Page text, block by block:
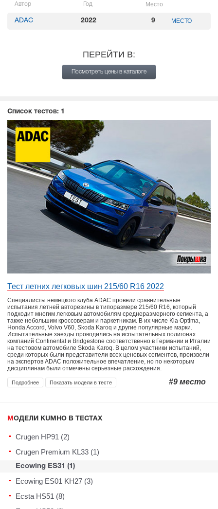
Автор Год Место
ADAC 2022 9 МЕСТО
ПЕРЕЙТИ В:
Посмотреть цены в каталоге
Список тестов: 1
Тест летних легковых шин 215/60 R16 2022
Специалисты немецкого клуба ADAC провели сравнительные
испытания летней авторезины в типоразмере 215/60 R16, который
подходит многим легковым автомобилям среднеразмерного сегмента, а
также небольшим кроссоверам и паркетникам. В их числе Kia Optima,
Honda Accord, Volvo V60, Skoda Karoq и другие популярные марки.
Испытательные заезды проводились на испытательных полигонах
компаний Continental и Bridgestone соответственно в Германии и Италии
на тестовом автомобиле Skoda Karoq. В целом участники испытаний,
среди которых были представители всех ценовых сегментов, произвели
на экспертов ADAC положительное впечатление, но по некоторым
дисциплинам были отмечены серьезные расхождения.
Подробнее Показать модели в тесте #9 место
МОДЕЛИ KUMHO В ТЕСТАХ
Crugen HP91 (2)
Crugen Premium KL33 (1)
Ecowing ES31 (1)
Ecowing ES01 KH27 (3)
Ecsta HS51 (8)